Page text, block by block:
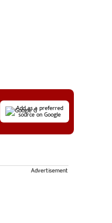
Add as a preferred
source on Google
Advertisement